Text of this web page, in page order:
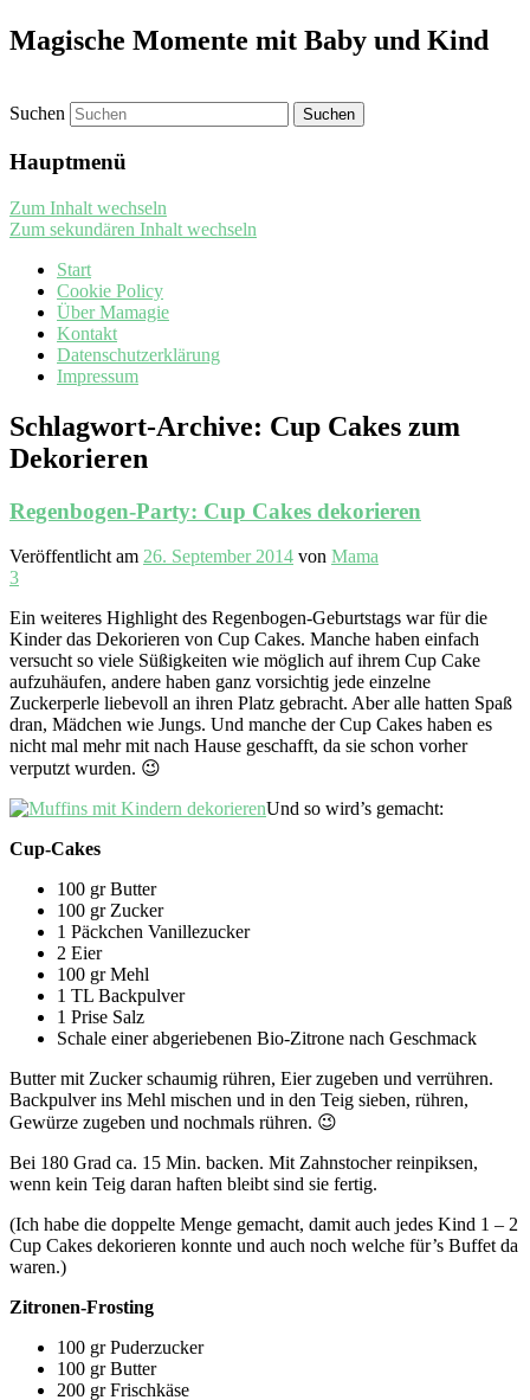
Magische Momente mit Baby und Kind
Suchen
Hauptmenü
Zum Inhalt wechseln
Zum sekundären Inhalt wechseln
Start
Cookie Policy
Über Mamagie
Kontakt
Datenschutzerklärung
Impressum
Schlagwort-Archive: Cup Cakes zum
Dekorieren
Regenbogen-Party: Cup Cakes dekorieren
Veröffentlicht am 26. September 2014 von Mama
3
Ein weiteres Highlight des Regenbogen-Geburtstags war für die
Kinder das Dekorieren von Cup Cakes. Manche haben einfach
versucht so viele Süßigkeiten wie möglich auf ihrem Cup Cake
aufzuhäufen, andere haben ganz vorsichtig jede einzelne
Zuckerperle liebevoll an ihren Platz gebracht. Aber alle hatten Spaß
dran, Mädchen wie Jungs. Und manche der Cup Cakes haben es
nicht mal mehr mit nach Hause geschafft, da sie schon vorher
verputzt wurden. 😉
Und so wird’s gemacht:
Cup-Cakes
100 gr Butter
100 gr Zucker
1 Päckchen Vanillezucker
2 Eier
100 gr Mehl
1 TL Backpulver
1 Prise Salz
Schale einer abgeriebenen Bio-Zitrone nach Geschmack
Butter mit Zucker schaumig rühren, Eier zugeben und verrühren.
Backpulver ins Mehl mischen und in den Teig sieben, rühren,
Gewürze zugeben und nochmals rühren. 😉
Bei 180 Grad ca. 15 Min. backen. Mit Zahnstocher reinpiksen,
wenn kein Teig daran haften bleibt sind sie fertig.
(Ich habe die doppelte Menge gemacht, damit auch jedes Kind 1 – 2
Cup Cakes dekorieren konnte und auch noch welche für’s Buffet da
waren.)
Zitronen-Frosting
100 gr Puderzucker
100 gr Butter
200 gr Frischkäse